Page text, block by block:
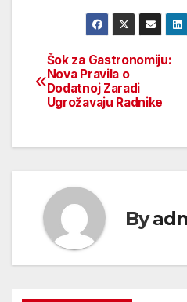
Šok za Gastronomiju:
Nova Pravila o
Dodatnoj Zaradi
Ugrožavaju Radnike
By